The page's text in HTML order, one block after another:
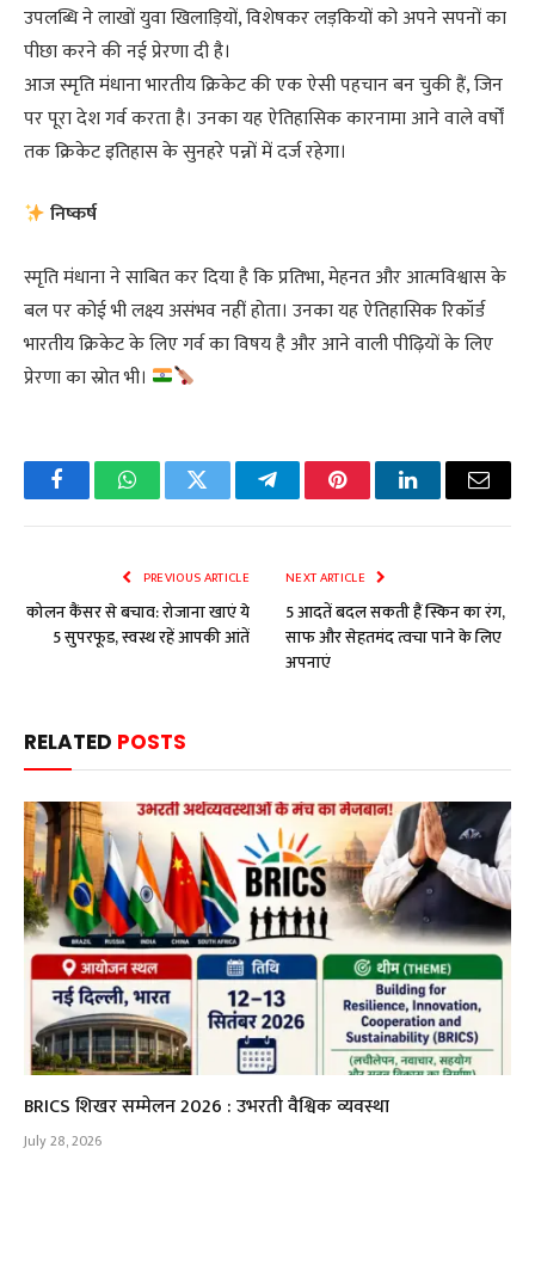
उपलब्धि ने लाखों युवा खिलाड़ियों, विशेषकर लड़कियों को अपने सपनों का
पीछा करने की नई प्रेरणा दी है।
आज स्मृति मंधाना भारतीय क्रिकेट की एक ऐसी पहचान बन चुकी हैं, जिन
पर पूरा देश गर्व करता है। उनका यह ऐतिहासिक कारनामा आने वाले वर्षों
तक क्रिकेट इतिहास के सुनहरे पन्नों में दर्ज रहेगा।
निष्कर्ष
स्मृति मंधाना ने साबित कर दिया है कि प्रतिभा, मेहनत और आत्मविश्वास के
बल पर कोई भी लक्ष्य असंभव नहीं होता। उनका यह ऐतिहासिक रिकॉर्ड
भारतीय क्रिकेट के लिए गर्व का विषय है और आने वाली पीढ़ियों के लिए
प्रेरणा का स्रोत भी।
FacebookWhatsAppTwitter TelegramPinterestLinkedInEmail
PREVIOUS ARTICLE
कोलन कैंसर से बचाव: रोजाना खाएं ये
5 सुपरफूड, स्वस्थ रहें आपकी आंतें
NEXT ARTICLE
5 आदतें बदल सकती हैं स्किन का रंग,
साफ और सेहतमंद त्वचा पाने के लिए
अपनाएं
RELATED POSTS
BRICS शिखर सम्मेलन 2026 : उभरती वैश्विक व्यवस्था
July 28, 2026